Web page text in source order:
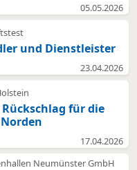
05.05.2026
und Dienstleister
23.04.2026
für die
17.04.2026
Neumünster GmbH